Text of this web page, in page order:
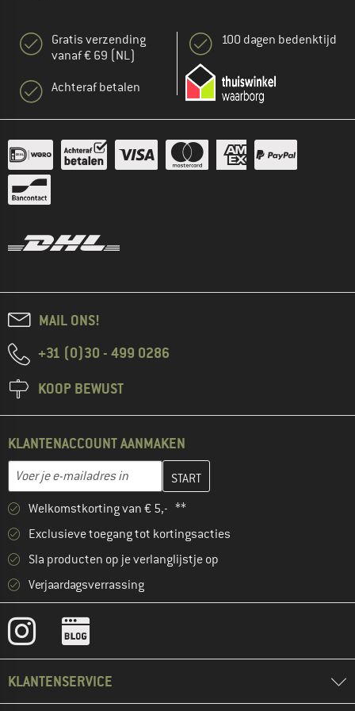
Gratis verzending
vanaf € 69 (NL)
Achteraf betalen
100 dagen bedenktijd
MAIL ONS!
+31 (0)30 - 499 0286
KOOP BEWUST
KLANTENACCOUNT AANMAKEN
Voer je e-mailadres in
Vul je e-mailadres hier in en maak in de volgende stap je
Welkomstkorting van € 5,- **
Exclusieve toegang tot kortingsacties
Sla producten op je verlanglijstje op
Verjaardagsverrassing
KLANTENSERVICE